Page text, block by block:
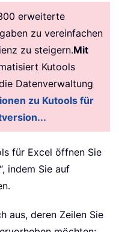
erweiterte
zu vereinfachen
zu steigern.Mit
Kutools
Datenverwaltung
zu Kutools für
für Excel öffnen Sie
indem Sie auf
aus, deren Zeilen Sie